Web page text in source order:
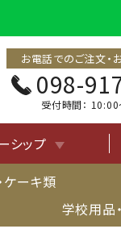
お電話でのご注文・
098-
受付時間：
シップ
ついて
ケーキ類
学校用品